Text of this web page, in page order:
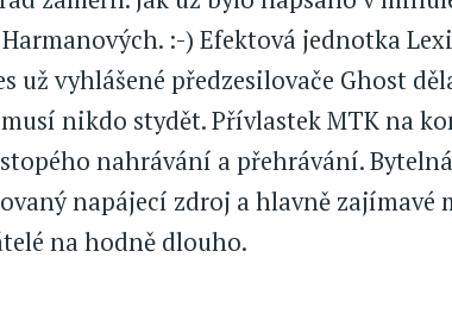
:-) Efektová jednotka
už vyhlášené předzesilovače Ghost
nikdo stydět. Přívlastek MTK na
nahrávání a přehrávání.
napájecí zdroj a hlavně
na hodně dlouho.